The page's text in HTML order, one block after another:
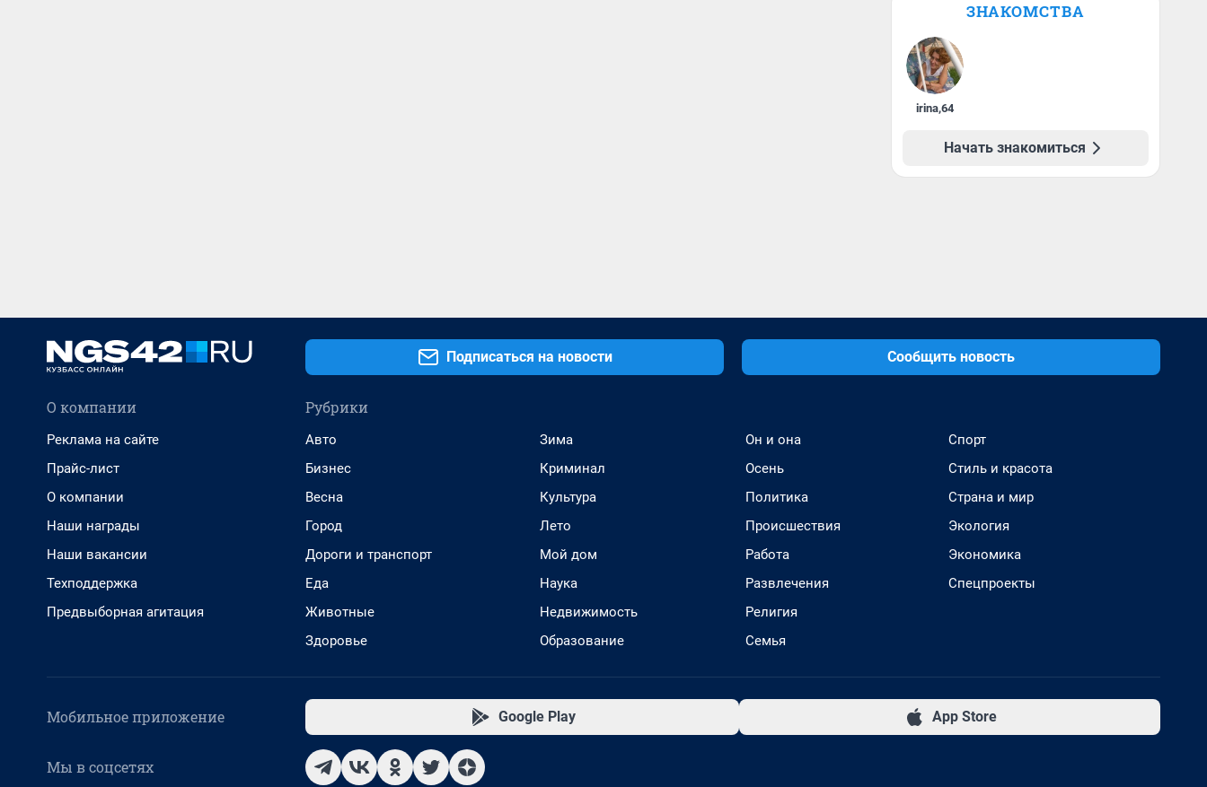
ЗНАКОМСТВА
irina,64
Начать знакомиться
Подписаться на новости Сообщить новость
О компании
Реклама на сайте
Прайс-лист
О компании
Наши награды
Наши вакансии
Техподдержка
Предвыборная агитация
Рубрики
Авто
Бизнес
Весна
Город
Дороги и транспорт
Еда
Животные
Здоровье
Зима
Криминал
Культура
Лето
Мой дом
Наука
Недвижимость
Образование
Он и она
Осень
Политика
Происшествия
Работа
Развлечения
Религия
Семья
Спорт
Стиль и красота
Страна и мир
Экология
Экономика
Спецпроекты
Мобильное приложение Google Play App Store
Мы в соцсетях